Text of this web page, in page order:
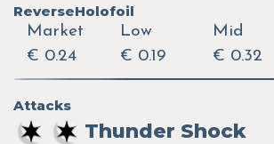
ReverseHolofoil
Market
€ 0.24
Low
€ 0.19
Mid
€ 0.32
Attacks
Thunder Shock